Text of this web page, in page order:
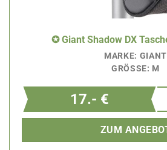
✪ Giant Shadow DX
MARKE: GIANT
GRÖSSE: M
17.- €
ZUM